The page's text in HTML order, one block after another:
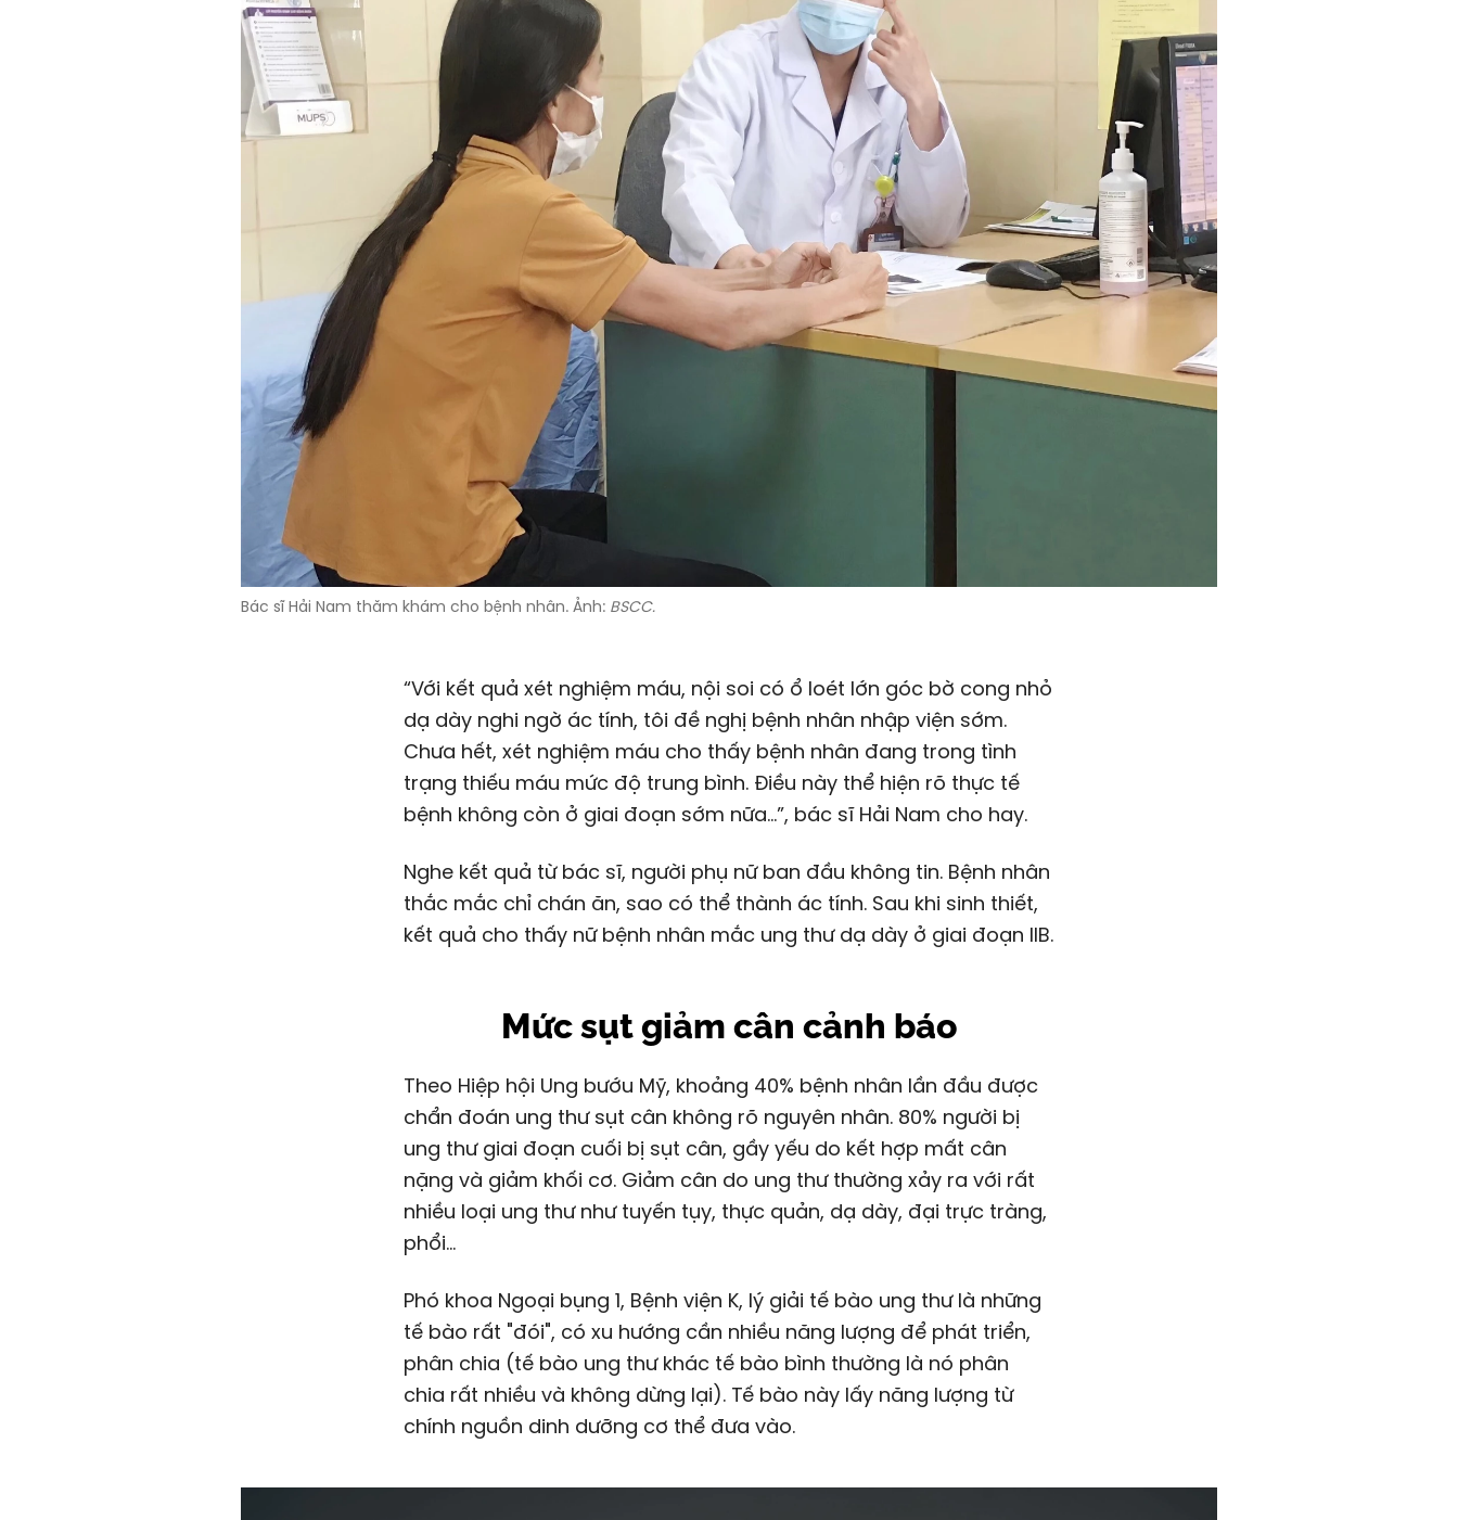
Bác sĩ Hải Nam thăm khám cho bệnh nhân. Ảnh: BSCC.
“Với kết quả xét nghiệm máu, nội soi có ổ loét lớn góc bờ cong nhỏ
dạ dày nghi ngờ ác tính, tôi đề nghị bệnh nhân nhập viện sớm.
Chưa hết, xét nghiệm máu cho thấy bệnh nhân đang trong tình
trạng thiếu máu mức độ trung bình. Điều này thể hiện rõ thực tế
bệnh không còn ở giai đoạn sớm nữa…”, bác sĩ Hải Nam cho hay.
Nghe kết quả từ bác sĩ, người phụ nữ ban đầu không tin. Bệnh nhân
thắc mắc chỉ chán ăn, sao có thể thành ác tính. Sau khi sinh thiết,
kết quả cho thấy nữ bệnh nhân mắc ung thưdạ dày ở giai đoạn IIB.
Mức sụt giảm cân cảnh báo
Theo Hiệp hội Ung bướu Mỹ, khoảng 40% bệnh nhân lần đầu được
chẩn đoán ung thư sụt cân không rõ nguyên nhân. 80% người bị
ung thư giai đoạn cuối bị sụt cân, gầy yếu do kết hợp mất cân
nặng và giảm khối cơ. Giảm cân do ung thư thường xảy ra với rất
nhiều loại ung thư như tuyến tụy, thực quản, dạ dày, đại trực tràng,
phổi…
Phó khoa Ngoại bụng 1, Bệnh viện K, lý giải tế bào ung thư là những
tế bào rất "đói", có xu hướng cần nhiều năng lượng để phát triển,
phân chia (tế bào ung thư khác tế bào bình thường là nó phân
chia rất nhiều và không dừng lại). Tế bào này lấy năng lượng từ
chính nguồn dinh dưỡng cơ thể đưa vào.